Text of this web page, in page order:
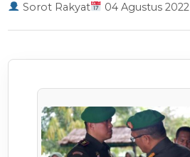
Sorot Rakyat 04 Agustus 2022